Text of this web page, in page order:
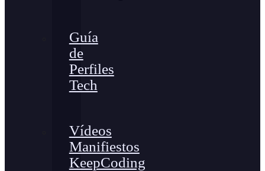
Guía
de
Perfiles
Tech
Vídeos
Manifiestos
KeepCoding